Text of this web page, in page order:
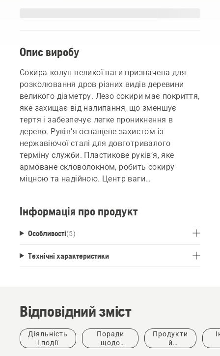
Опис виробу
Сокира-колун великої ваги призначена для
розколювання дров різних видів деревини
великого діаметру. Лезо сокири має покриття,
яке захищає від налипання, що зменшує
тертя і забезпечує легке проникнення в
дерево. Руків’я оснащене захистом із
нержавіючої сталі для довготривалого
терміну служби. Пластикове руків’я, яке
армоване скловолокном, робить сокиру
міцною та надійною. Центр ваги
сокири може бути використана, як молоток,
Інформація про продукт
Особливості(5)
Технічні характеристики
Відповідний зміст
Діяльність
і події
Поради
щодо
Продукти
й